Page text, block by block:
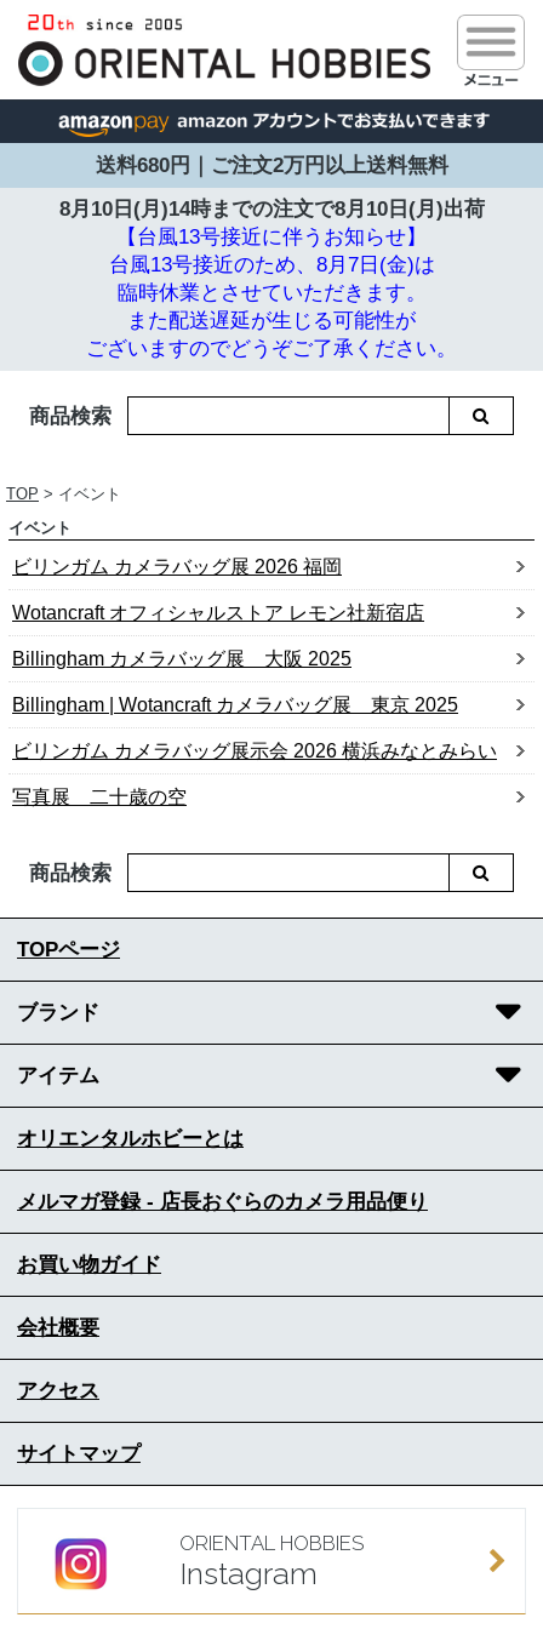
送料680円｜ご注文2万円以上送料無料
8月10日(月)14時までの注文で8月10日(月)出荷
【台風13号接近に伴うお知らせ】
台風13号接近のため、8月7日(金)は
臨時休業とさせていただきます。
また配送遅延が生じる可能性が
ございますのでどうぞご了承ください。
商品検索
TOP > イベント
イベント
ビリンガム カメラバッグ展 2026 福岡
Wotancraft オフィシャルストア レモン社新宿店
Billingham カメラバッグ展 大阪 2025
Billingham | Wotancraft カメラバッグ展 東京 2025
ビリンガム カメラバッグ展示会 2026 横浜みなとみらい
写真展 二十歳の空
商品検索
TOPページ
ブランド
アイテム
オリエンタルホビーとは
メルマガ登録 - 店長おぐらのカメラ用品便り
お買い物ガイド
会社概要
アクセス
サイトマップ
ORIENTAL HOBBIES
Instagram